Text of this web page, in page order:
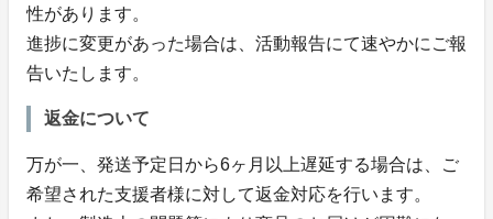
性があります。
進捗に変更があった場合は、活動報告にて速やかにご報
告いたします。
返金について
万が一、発送予定日から6ヶ月以上遅延する場合は、ご
希望された支援者様に対して返金対応を行います。